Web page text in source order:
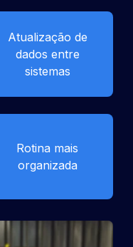
Atualização de
dados entre
sistemas
Rotina mais
organizada